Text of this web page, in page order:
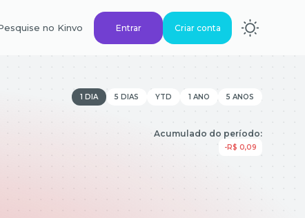
no Kinvo Entrar Criar conta
1 DIA 5 DIAS YTD 1 ANO 5 ANOS
Acumulado do período:
-R$ 0,09